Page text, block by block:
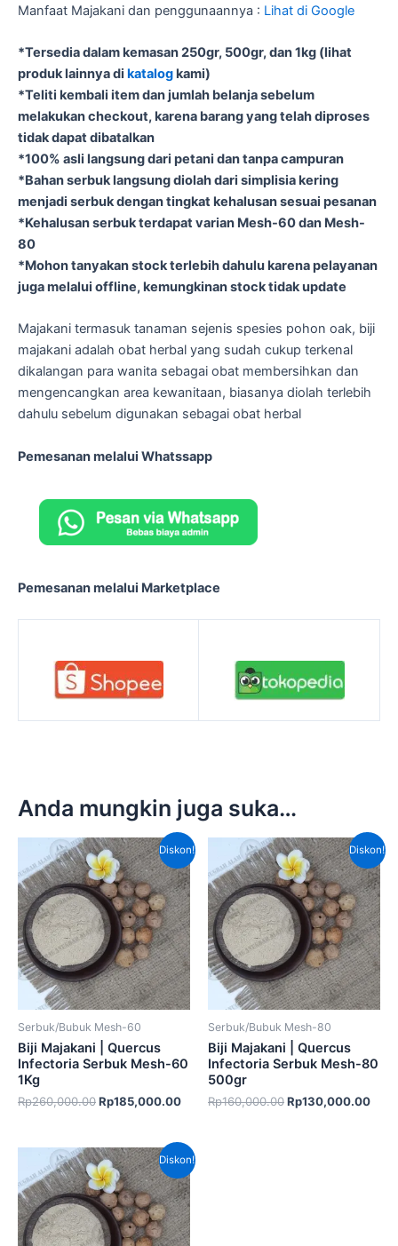
Manfaat Majakani dan penggunaannya : Lihat di Google
*Tersedia dalam kemasan 250gr, 500gr, dan 1kg (lihat
produk lainnya di katalogkami)
*Teliti kembali item dan jumlah belanja sebelum
melakukan checkout, karena barang yang telah diproses
tidak dapat dibatalkan
*100% asli langsung dari petani dan tanpa campuran
*Bahan serbuk langsung diolah dari simplisia kering
menjadi serbuk dengan tingkat kehalusan sesuai pesanan
*Kehalusan serbuk terdapat varian Mesh-60 dan Mesh-
80
*Mohon tanyakan stock terlebih dahulu karena pelayanan
juga melalui offline, kemungkinan stock tidak update
Majakani termasuk tanaman sejenis spesies pohon oak, biji
majakani adalah obat herbal yang sudah cukup terkenal
dikalangan para wanita sebagai obat membersihkan dan
mengencangkan area kewanitaan, biasanya diolah terlebih
dahulu sebelum digunakan sebagai obat herbal
Pemesanan melalui Whatssapp
Pemesanan melalui Marketplace
Anda mungkin juga suka…
Diskon!
Serbuk/Bubuk Mesh-60
Biji Majakani | Quercus
Infectoria Serbuk Mesh-60
1Kg
Rp260,000.00
Harga
aslinya
adalah:
Rp260,000.00.
Rp185,000.00
Harga
saat
ini
adalah:
Rp185,000.00.
Diskon!
Serbuk/Bubuk Mesh-80
Biji Majakani | Quercus
Infectoria Serbuk Mesh-80
500gr
Rp160,000.00
Harga
aslinya
adalah:
Rp160,000.00.
Rp130,000.00
saat
ini
Diskon!
Harga
aslinya
adalah:
Rp320,000.00.
Harga
saat
ini
adalah:
Rp225,000.00.